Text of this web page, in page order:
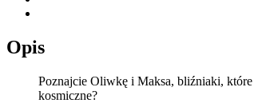
Opis
Poznajcie Oliwkę i Maksa, bliźniaki,
kosmiczne?